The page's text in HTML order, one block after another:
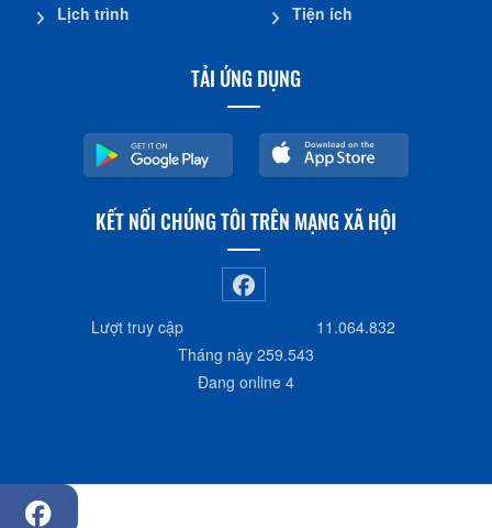
Lịch trình
Tiện ích
TẢI ỨNG DỤNG
KẾT NỐI CHÚNG TÔI TRÊN MẠNG XÃ HỘI
Lượt truy cập
11.064.832
Tháng này 259.543
Đang online 4